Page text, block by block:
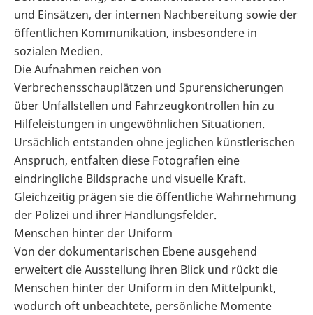
und Einsätzen, der internen Nachbereitung sowie der
öffentlichen Kommunikation, insbesondere in
sozialen Medien.
Die Aufnahmen reichen von
Verbrechensschauplätzen und Spurensicherungen
über Unfallstellen und Fahrzeugkontrollen hin zu
Hilfeleistungen in ungewöhnlichen Situationen.
Ursächlich entstanden ohne jeglichen künstlerischen
Anspruch, entfalten diese Fotografien eine
eindringliche Bildsprache und visuelle Kraft.
Gleichzeitig prägen sie die öffentliche Wahrnehmung
der Polizei und ihrer Handlungsfelder.
Menschen hinter der Uniform
Von der dokumentarischen Ebene ausgehend
erweitert die Ausstellung ihren Blick und rückt die
Menschen hinter der Uniform in den Mittelpunkt,
wodurch oft unbeachtete, persönliche Momente